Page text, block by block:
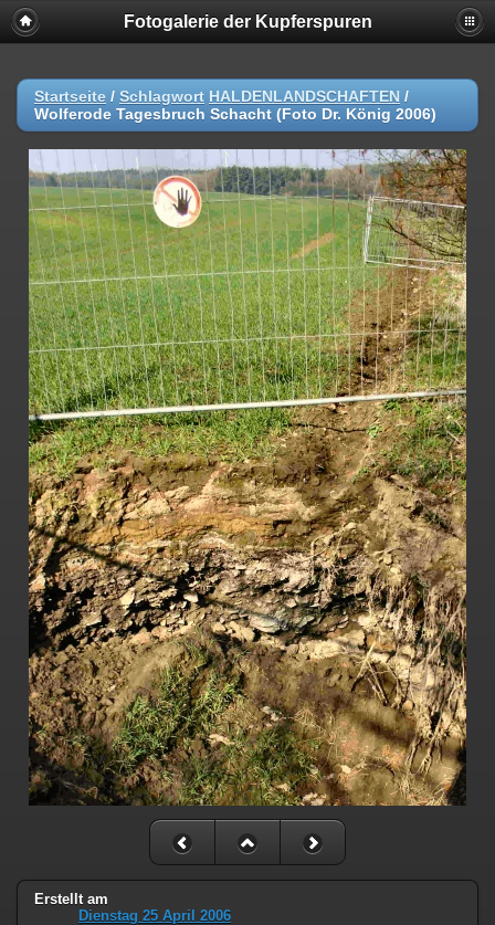
Fotogalerie der Kupferspuren
Startseite / Schlagwort HALDENLANDSCHAFTEN /
Wolferode Tagesbruch Schacht (Foto Dr. König 2006)
Erstellt am
Dienstag 25 April 2006